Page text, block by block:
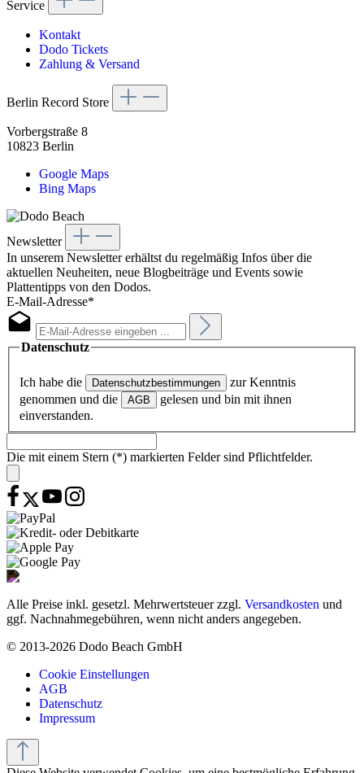
Service
Kontakt
Dodo Tickets
Zahlung & Versand
Berlin Record Store
Vorbergstraße 8
10823 Berlin
Google Maps
Bing Maps
Newsletter
In unserem Newsletter erhältst du regelmäßig Infos über die
aktuellen Neuheiten, neue Blogbeiträge und Events sowie
Plattentipps von den Dodos.
E-Mail-Adresse*
Datenschutz
Ich habe die Datenschutzbestimmungen
zur Kenntnis
genommen und die
AGB
gelesen und bin mit ihnen
einverstanden.
Die mit einem Stern (*) markierten Felder sind Pflichtfelder.
Alle Preise inkl. gesetzl. Mehrwertsteuer zzgl. Versandkosten und
ggf. Nachnahmegebühren, wenn nicht anders angegeben.
© 2013-2026 Dodo Beach GmbH
Cookie Einstellungen
AGB
Datenschutz
Impressum